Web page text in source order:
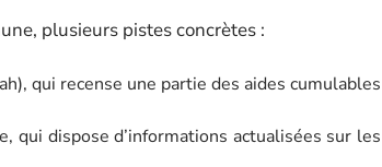
plusieurs pistes concrètes :
qui recense une partie des aides cumulables
qui dispose d’informations actualisées sur les